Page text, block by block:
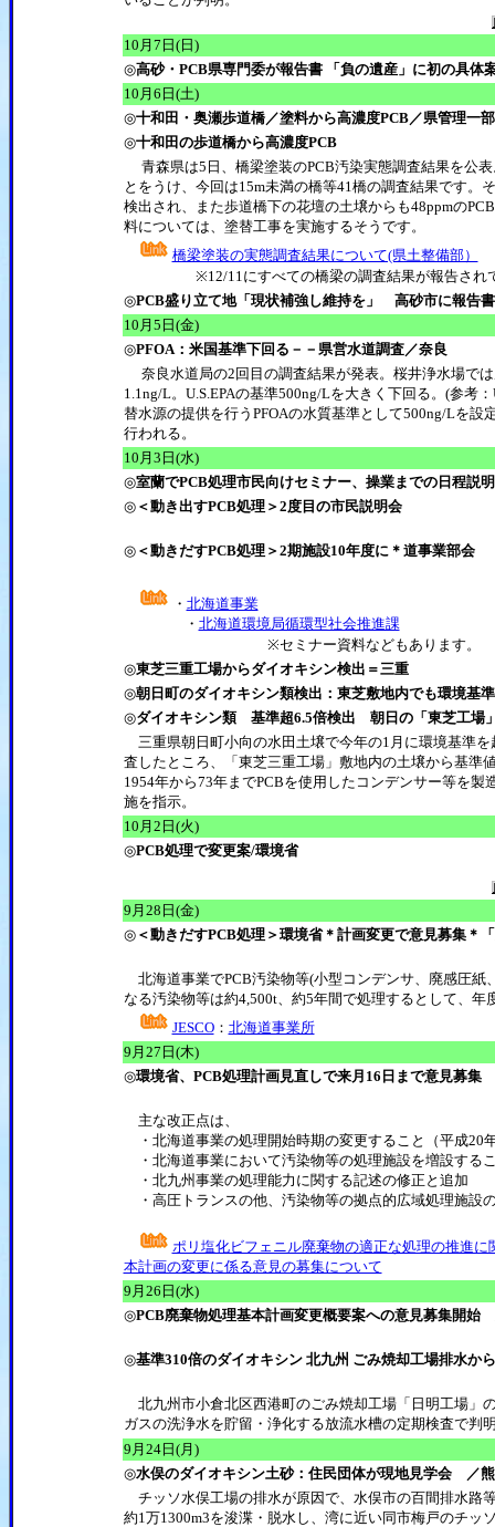
10月7日(日)
◎高砂・PCB県専門委が報告書 「負の遺産」に初の具体
10月6日(土)
◎十和田・奥瀬歩道橋／塗料から高濃度PCB／県管理一
◎十和田の歩道橋から高濃度PCB
青森県は5日、橋梁塗装のPCB汚染実態調査結果を公
とをうけ、今回は15m未満の橋等41橋の調査結果です。
検出され、また歩道橋下の花壇の土壌からも48ppmの
料については、塗替工事を実施するそうです。
橋梁塗装の実態調査結果について(県土整備部）
※12/11にすべての橋梁の調査結果が報告されて
◎PCB盛り立て地「現状補強し維持を」 高砂市に報告書
10月5日(金)
◎PFOA：米国基準下回る－－県営水道調査／奈良
奈良水道局の2回目の調査結果が発表。桜井浄水場で
1.1ng/L。U.S.EPAの基準500ng/Lを大きく下回る。(参考
替水源の提供を行うPFOAの水質基準として500ng/Lを
行われる。
10月3日(水)
◎室蘭でPCB処理市民向けセミナー、操業までの日程説明
◎＜動き出すPCB処理＞2度目の市民説明会
◎＜動きだすPCB処理＞2期施設10年度に＊道事業部会
・ 北海道事業
・ 北海道環境局循環型社会推進課
※セミナー資料などもあります。
◎東芝三重工場からダイオキシン検出＝三重
◎朝日町のダイオキシン類検出：東芝敷地内でも環境基
◎ダイオキシン類 基準超6.5倍検出 朝日の「東芝工場
三重県朝日町小向の水田土壌で今年の1月に環境基準
査したところ、「東芝三重工場」敷地内の土壌から基準
1954年から73年までPCBを使用したコンデンサー等を
施を指示。
10月2日(火)
◎PCB処理で変更案/環境省
9月28日(金)
◎＜動きだすPCB処理＞環境省＊計画変更で意見募集＊
北海道事業でPCB汚染物等(小型コンデンサ、廃感圧紙
なる汚染物等は約4,500t、約5年間で処理するとして、
JESCO： 北海道事業所
9月27日(木)
◎環境省、PCB処理計画見直しで来月16日まで意見募集
主な改正点は、
・北海道事業の処理開始時期の変更すること（平成20
・北海道事業において汚染物等の処理施設を増設する
・北九州事業の処理能力に関する記述の修正と追加
・高圧トランスの他、汚染物等の拠点的広域処理施設
ポリ塩化ビフェニル廃棄物の適正な処理の推進
本計画の変更に係る意見の募集について
9月26日(水)
◎PCB廃棄物処理基本計画変更概要案への意見募集開始
◎基準310倍のダイオキシン 北九州 ごみ焼却工場排水から
北九州市小倉北区西港町のごみ焼却工場「日明工場」
ガスの洗浄水を貯留・浄化する放流水槽の定期検査で判
9月24日(月)
◎水俣のダイオキシン土砂：住民団体が現地見学会 ／
チッソ水俣工場の排水が原因で、水俣市の百間排水路
約1万1300m3を浚渫・脱水し、湾に近い同市梅戸のチ